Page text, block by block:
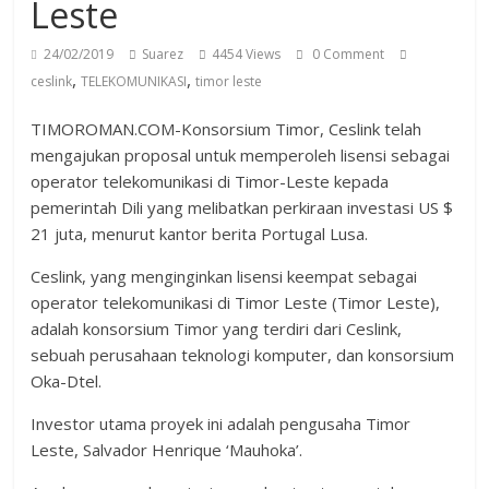
Leste
24/02/2019 Suarez 4454 Views
0 Comment
ceslink,TELEKOMUNIKASI,timor leste
TIMOROMAN.COM-Konsorsium Timor, Ceslink telah
mengajukan proposal untuk memperoleh lisensi sebagai
operator telekomunikasi di Timor-Leste kepada
pemerintah Dili yang melibatkan perkiraan investasi US $
21 juta, menurut kantor berita Portugal Lusa.
Ceslink, yang menginginkan lisensi keempat sebagai
operator telekomunikasi di Timor Leste (Timor Leste),
adalah konsorsium Timor yang terdiri dari Ceslink,
sebuah perusahaan teknologi komputer, dan konsorsium
Oka-Dtel.
Investor utama proyek ini adalah pengusaha Timor
Leste, Salvador Henrique ‘Mauhoka’.